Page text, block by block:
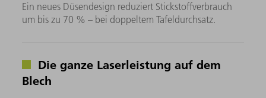
Ein neues Düsendesign reduziert Stickstoffverbrauch
um bis zu 70 % – bei doppeltem Tafeldurchsatz.
Die ganze Laserleistung auf dem
Blech